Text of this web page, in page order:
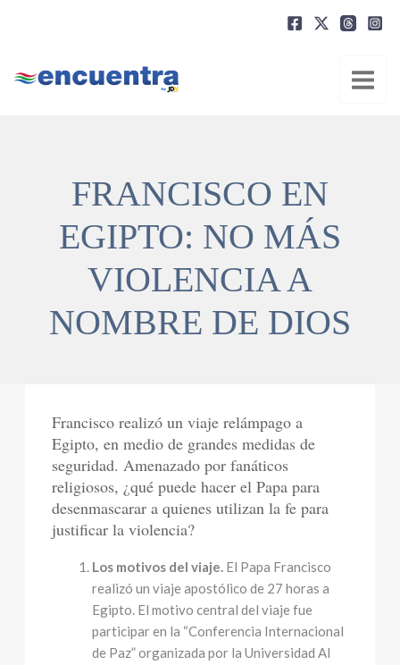
FRANCISCO EN
EGIPTO: NO MÁS
VIOLENCIA A
NOMBRE DE DIOS
Francisco realizó un viaje relámpago a
Egipto, en medio de grandes medidas de
seguridad. Amenazado por fanáticos
religiosos, ¿qué puede hacer el Papa para
desenmascarar a quienes utilizan la fe para
justificar la violencia?
Los motivos del viaje. El Papa Francisco
realizó un viaje apostólico de 27 horas a
Egipto. El motivo central del viaje fue
participar en la “Conferencia Internacional
de Paz” organizada por la Universidad Al